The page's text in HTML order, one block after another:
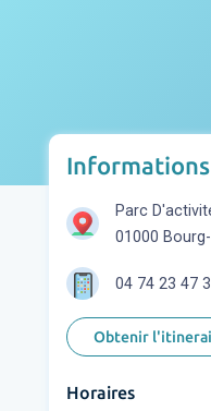
Parc
01000
04 74 23 47
Obtenir
Horaires